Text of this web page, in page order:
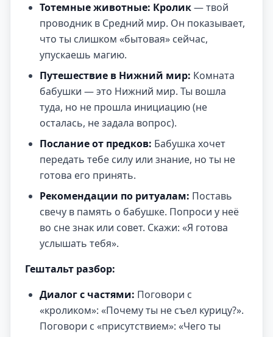
Тотемные животные: Кролик— твой
проводник в Средний мир. Он показывает,
что ты слишком «бытовая» сейчас,
упускаешь магию.
Путешествие в Нижний мир: Комната
бабушки — это Нижний мир. Ты вошла
туда, но не прошла инициацию (не
осталась, не задала вопрос).
Послание от предков: Бабушка хочет
передать тебе силу или знание, но ты не
готова его принять.
Рекомендации по ритуалам: Поставь
свечу в память о бабушке. Попроси у неё
во сне знак или совет. Скажи: «Я готова
услышать тебя».
Гештальт разбор:
Диалог с частями: Поговори с
«кроликом»: «Почему ты не съел курицу?».
Поговори с «присутствием»: «Чего ты